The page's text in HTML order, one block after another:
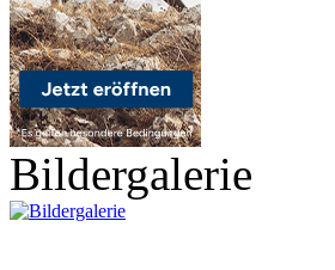
Bildergalerie